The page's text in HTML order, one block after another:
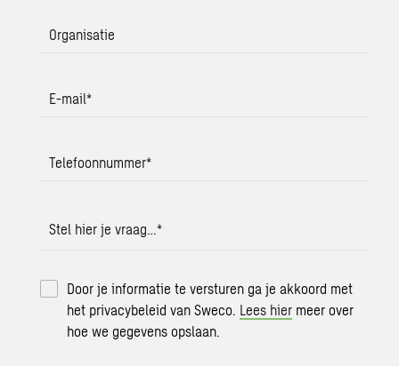
Organisatie
E-mail*
Telefoonnummer*
Stel hier je vraag…*
Door je informatie te versturen ga je akkoord met
het privacybeleid van Sweco. Lees hier meer over
hoe we gegevens opslaan.